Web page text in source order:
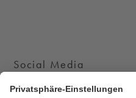
Social Media